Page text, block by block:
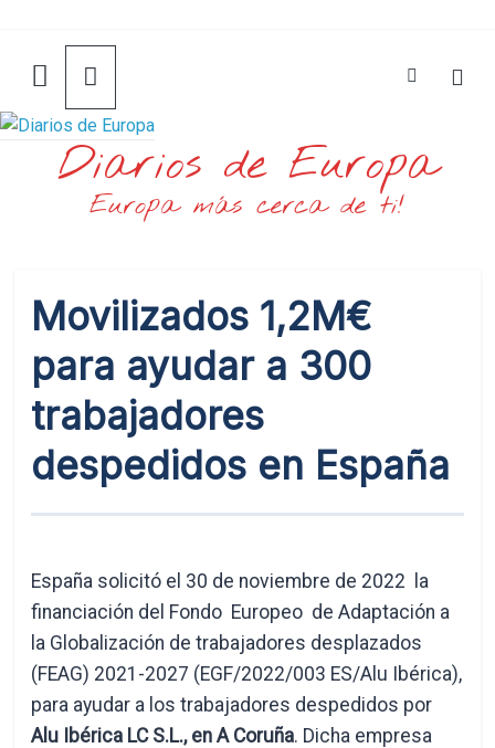
contenido
Diarios de Europa
Europa más cerca de ti!
Movilizados 1,2M€
para ayudar a 300
trabajadores
despedidos en España
España solicitó el 30 de noviembre de 2022 la
financiación del Fondo Europeo de Adaptación a
la Globalización de trabajadores desplazados
(FEAG) 2021-2027 (EGF/2022/003 ES/Alu Ibérica),
para ayudar a los trabajadores despedidos por
Alu Ibérica LC S.L., en A Coruña. Dicha empresa